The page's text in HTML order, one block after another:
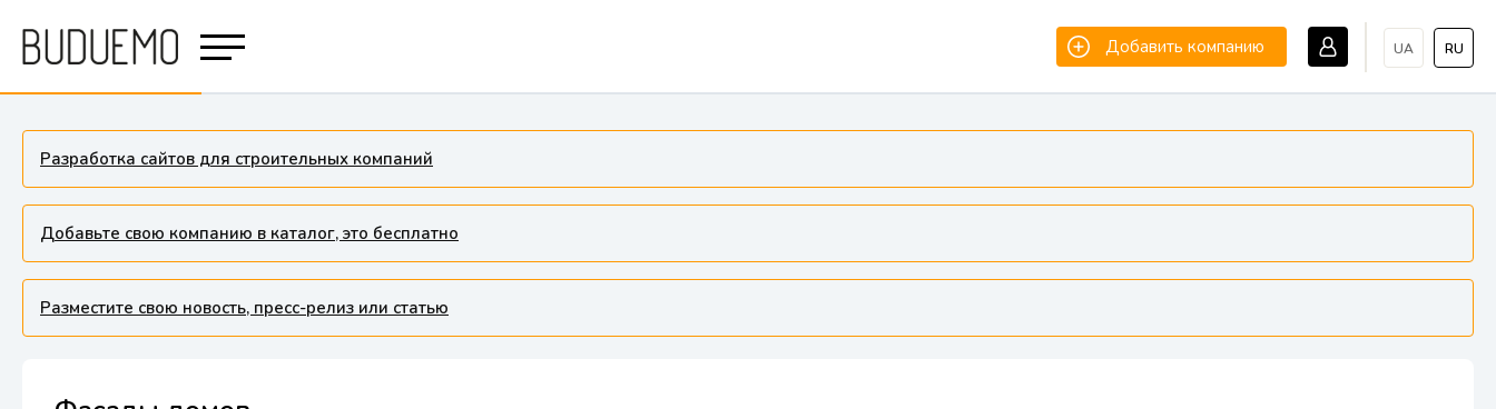
UA RU
Добавить компанию
Разработка сайтов для строительных компаний
Добавьте свою компанию в каталог, это бесплатно
Разместите свою новость, пресс-релиз или статью